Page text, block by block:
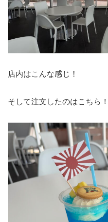
店内はこんな感じ！
そして注文したのはこちら！